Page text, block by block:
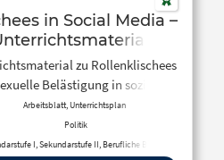
in Social Media –
zu Rollenklischees
Belästigung in sozialen
Netzwerken
Arbeitsblatt, Unterrichtsplan
Politik
I, Sekundarstufe II, Berufliche Bildung